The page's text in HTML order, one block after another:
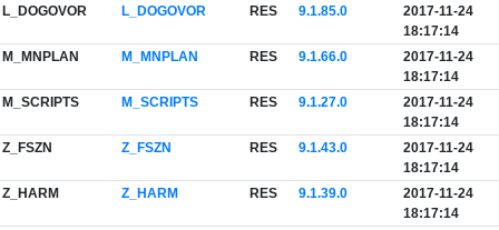
L_DOGOVOR
L_DOGOVOR RES 9.1.85.0
2017-11-24
18:17:14
M_MNPLAN
M_MNPLAN RES 9.1.66.0
2017-11-24
18:17:14
M_SCRIPTS
M_SCRIPTS RES 9.1.27.0
2017-11-24
18:17:14
Z_FSZN
Z_FSZN RES 9.1.43.0
2017-11-24
18:17:14
Z_HARM
Z_HARM RES 9.1.39.0
2017-11-24
18:17:14